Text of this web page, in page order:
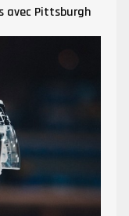
avec Pittsburgh